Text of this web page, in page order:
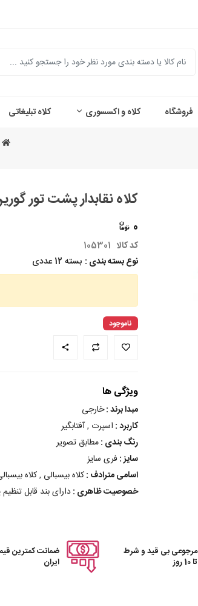
جستجو
فروشگاه کلاه و اکسسوری کلاه تبلیغاتی
کلاه نقابدار پشت تور
0
کد کالا 105301
نوع بسته بندی : بسته 12 عددی
ناموجود
ویژگی ها
مبدا برند :خارجی
کاربرد : اسپرت , آفتابگیر
رنگ بندی :مطابق تصویر
سایز : فری سایز
اسامی مترادف :کلاه بیسبالی , کلاه
خصوصیت ظاهری :دارای بند قابل
مرجوعی بی قید و شرط
تا 10 روز
ضمانت کمترین
ایران